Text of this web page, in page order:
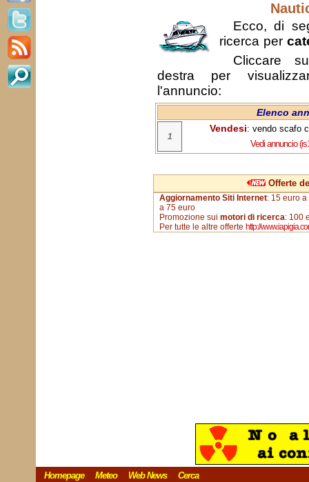
Ecco, di
ricerca per
Cliccare
destra per
l'annuncio:
Elenco
1
Vendesi: vendo scafo
Vedi annuncio
Offerte
Aggiornamento Siti Internet: 15 euro
a 75 euro
Promozione sui motori di ricerca: 100
Per tutte le altre offerte http://
Homepage Meteo Web News Cerca